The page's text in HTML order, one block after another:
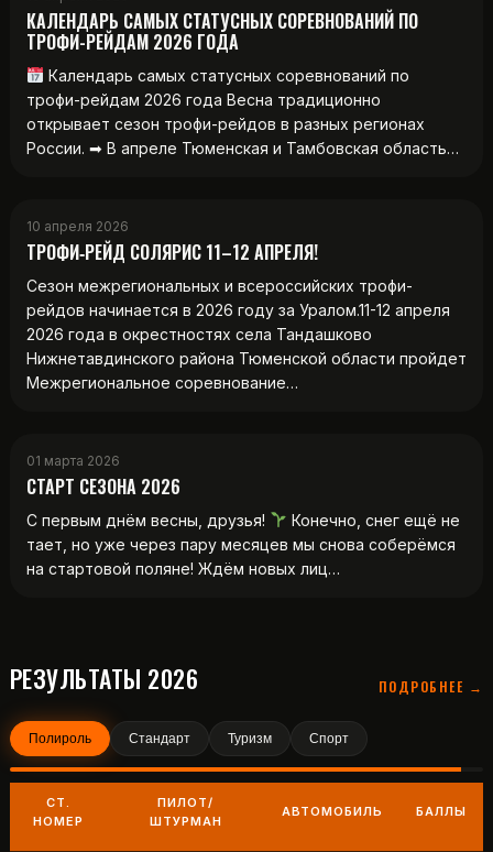
КАЛЕНДАРЬ САМЫХ СТАТУСНЫХ СОРЕВНОВАНИЙ ПО
ТРОФИ-РЕЙДАМ 2026 ГОДА
Календарь самых статусных соревнований по
трофи-рейдам 2026 года Весна традиционно
открывает сезон трофи-рейдов в разных регионах
России. ➡ В апреле Тюменская и Тамбовская область…
10 апреля 2026
ТРОФИ‑РЕЙД СОЛЯРИС 11–12 АПРЕЛЯ!
Сезон межрегиональных и всероссийских трофи-
рейдов начинается в 2026 году за Уралом.11-12 апреля
2026 года в окрестностях села Тандашково
Нижнетавдинского района Тюменской области пройдет
Межрегиональное соревнование…
01 марта 2026
СТАРТ СЕЗОНА 2026
С первым днём весны, друзья!
Конечно, снег ещё не
тает, но уже через пару месяцев мы снова соберёмся
на стартовой поляне! Ждём новых лиц…
РЕЗУЛЬТАТЫ 2026 ПОДРОБНЕЕ →
Полироль Стандарт Туризм Спорт
СТ.
НОМЕР
ПИЛОТ/
ШТУРМАН
АВТОМОБИЛЬ БАЛЛЫ